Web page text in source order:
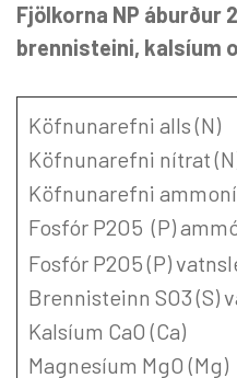
Fjölkorna NP áburður
brennisteini, kalsíum
Köfnunarefni alls (N)
Köfnunarefni nítrat
Köfnunarefni
Fosfór P2O5 (P)
Fosfór P2O5 (P)
Brennisteinn SO3 (S)
Kalsíum CaO (Ca)
Magnesíum MgO (Mg)